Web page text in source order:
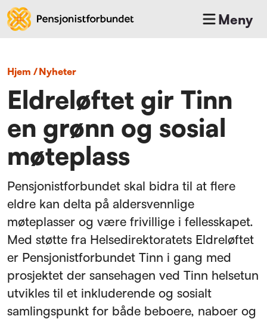
Meny
Hjem / nyheter
Eldreløftet gir Tinn
en grønn og sosial
møteplass
Pensjonistforbundet skal bidra til at flere
eldre kan delta på aldersvennlige
møteplasser og være frivillige i fellesskapet.
Med støtte fra Helsedirektoratets Eldreløftet
er Pensjonistforbundet Tinn i gang med
prosjektet der sansehagen ved Tinn helsetun
utvikles til et inkluderende og sosialt
samlingspunkt for både beboere, naboer og